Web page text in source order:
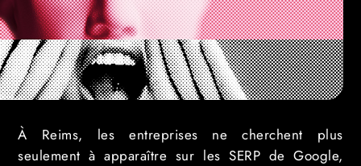
À Reims, les entreprises ne cherchent plus
seulement à apparaître sur les SERP de Google,